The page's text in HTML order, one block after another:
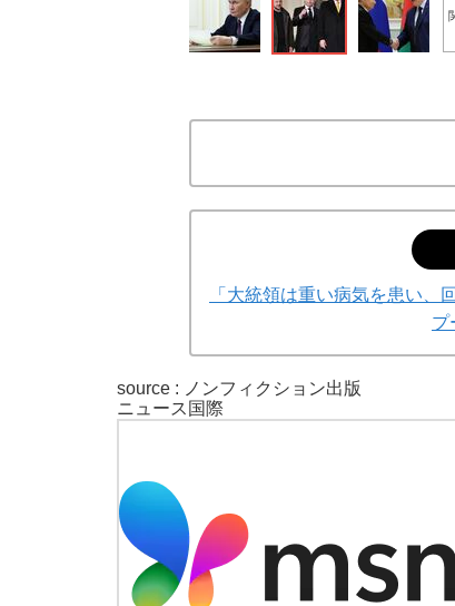
「大統領は重い病気を患い、
プ
source : ノンフィクション出版
ニュース 国際